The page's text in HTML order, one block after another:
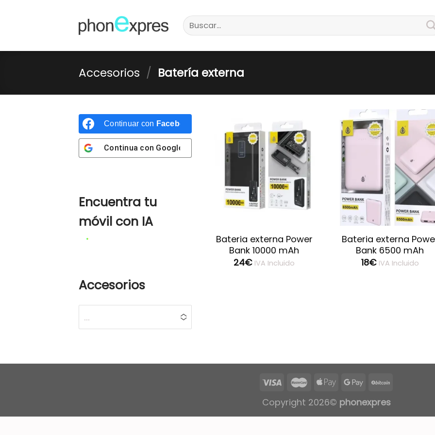
Buscar
por:
Accesorios / Batería externa
Continuar con Facebook
Continua con Google
Encuentra tu
móvil con IA
Accesorios
...
Guardar
Bateria externa Power
Bank 10000 mAh
24€ IVA Incluido
Bateria externa
Bank 6500 mAh
18€ IVA Incluido
Copyright 2026© phonexpres